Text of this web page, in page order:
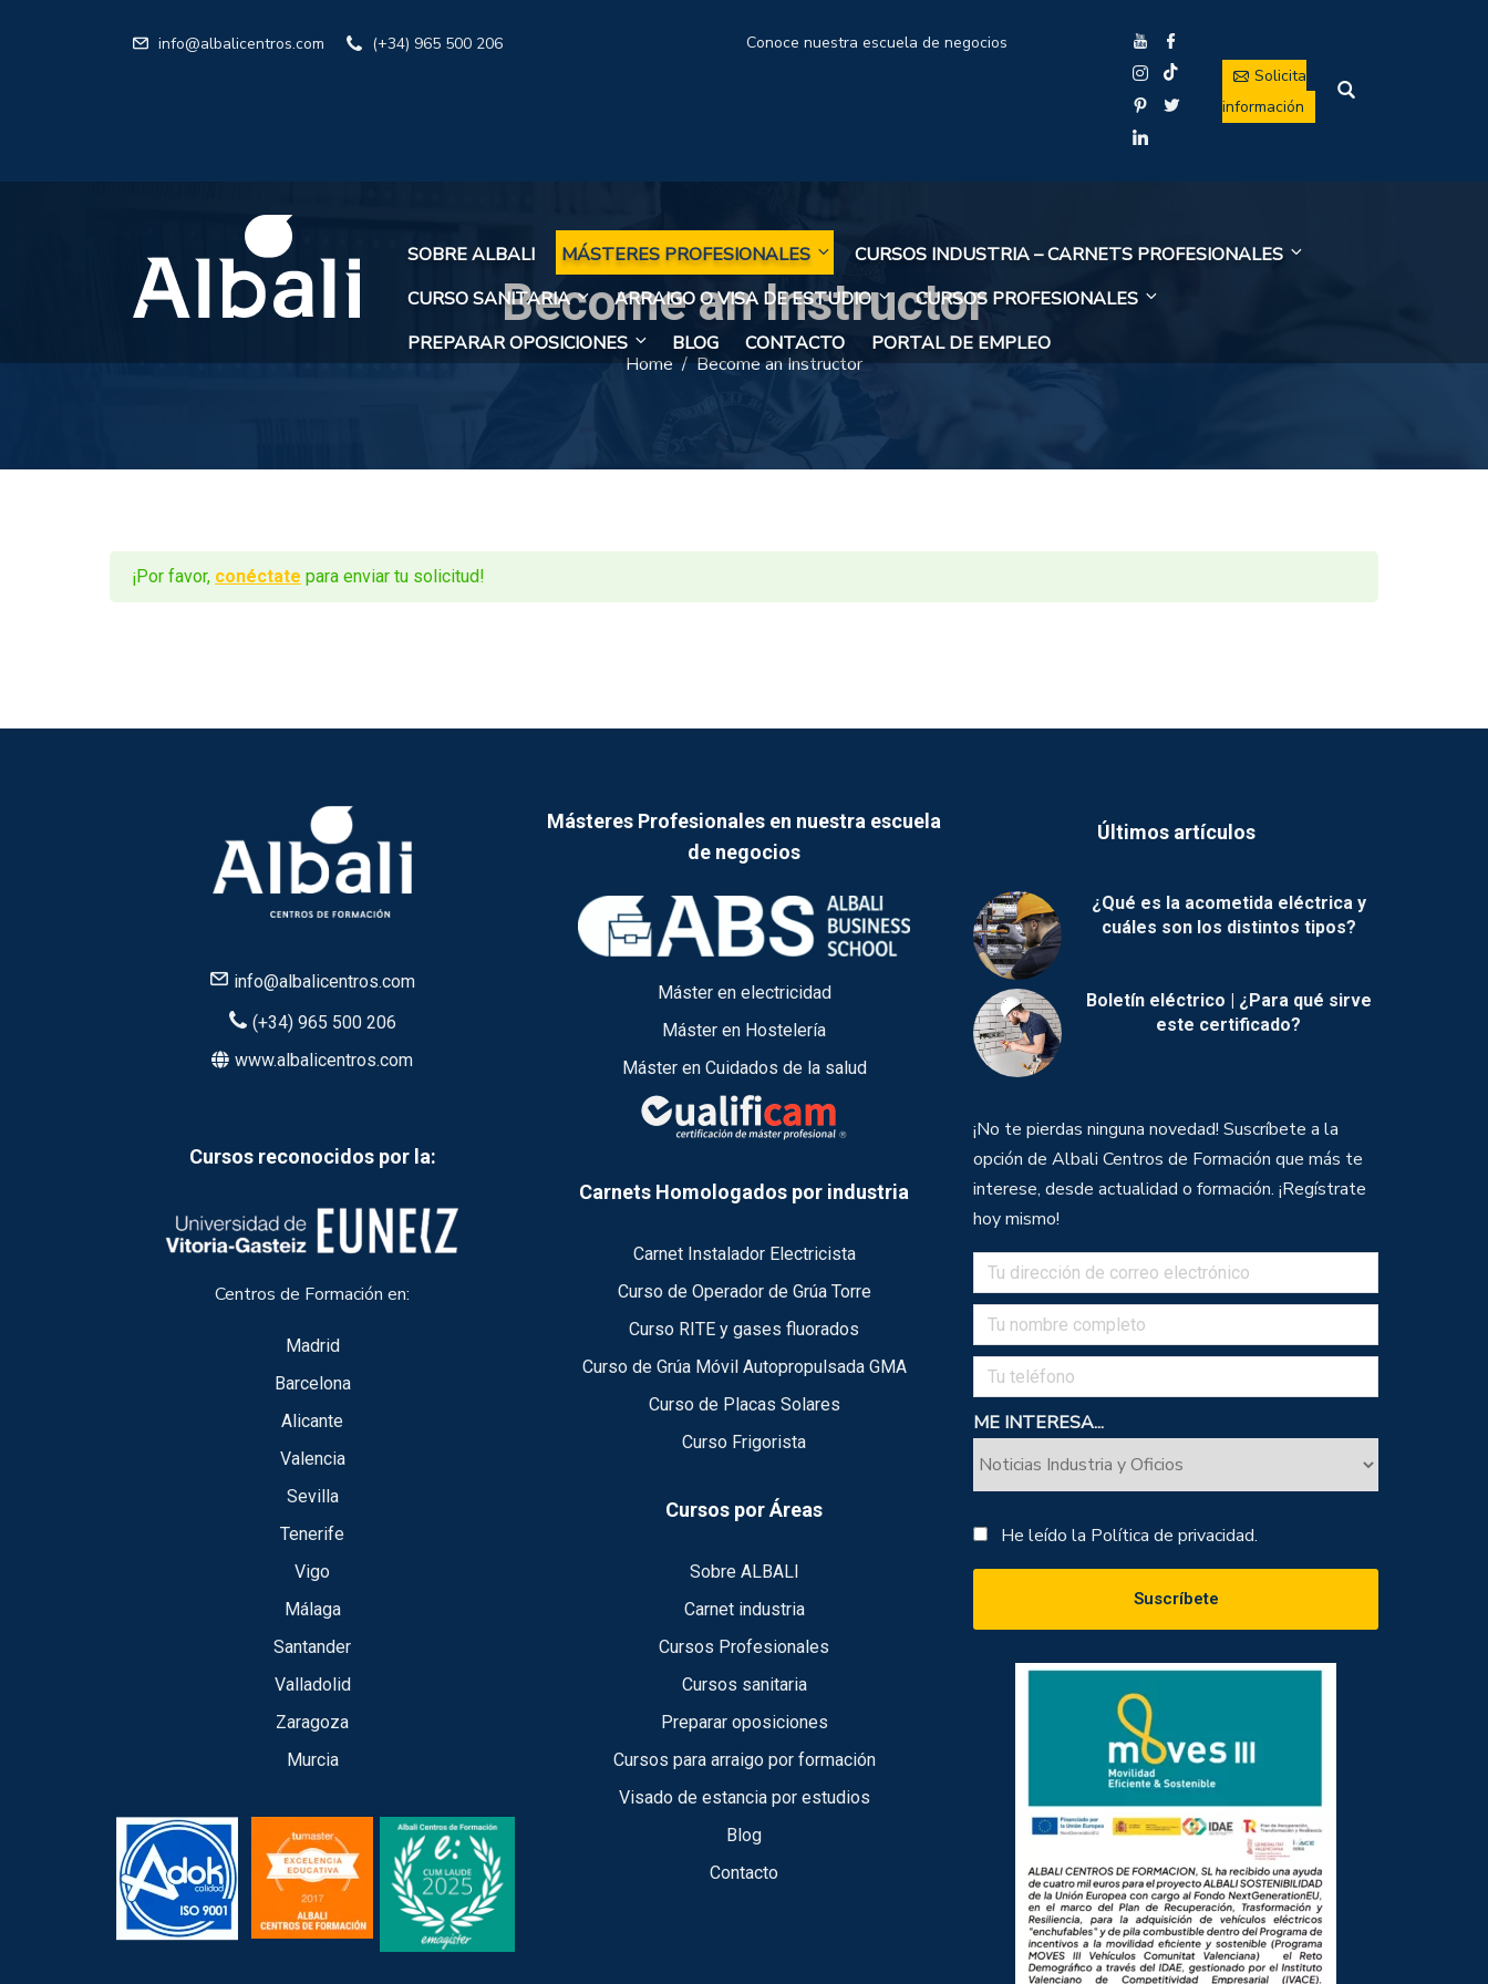
info@albalicentros.com (+34) 965 500 206
Conoce nuestra escuela de negocios
Solicita
información
SOBRE ALBALI MÁSTERES PROFESIONALES
CURSOS INDUSTRIA – CARNETS PROFESIONALES
CURSO SANITARIA
ARRAIGO O VISA DE ESTUDIO
CURSOS PROFESIONALES
PREPARAR OPOSICIONES
BLOG CONTACTO PORTAL DE EMPLEO
Become an Instructor
Home Become an Instructor
¡Por favor, conéctate para enviar tu solicitud!
info@albalicentros.com
(+34) 965 500 206
www.albalicentros.com
Cursos reconocidos por la:
Centros de Formación en:
Madrid
Barcelona
Alicante
Valencia
Sevilla
Tenerife
Vigo
Málaga
Santander
Valladolid
Zaragoza
Murcia
Másteres Profesionales en nuestra escuela
de negocios
Máster en electricidad
Máster en Hostelería
Máster en Cuidados de la salud
Carnets Homologados por industria
Carnet Instalador Electricista
Curso de Operador de Grúa Torre
Curso RITE y gases fluorados
Curso de Grúa Móvil Autopropulsada GMA
Curso de Placas Solares
Curso Frigorista
Cursos por Áreas
Sobre ALBALI
Carnet industria
Cursos Profesionales
Cursos sanitaria
Preparar oposiciones
Cursos para arraigo por formación
Visado de estancia por estudios
Blog
Contacto
Últimos artículos
¿Qué es la acometida eléctrica y
cuáles son los distintos tipos?
Boletín eléctrico | ¿Para qué sirve
este certificado?
¡No te pierdas ninguna novedad! Suscríbete a la
opción de Albali Centros de Formación que más te
interese, desde actualidad o formación. ¡Regístrate
hoy mismo!
ME INTERESA...
He leído la Política de privacidad.